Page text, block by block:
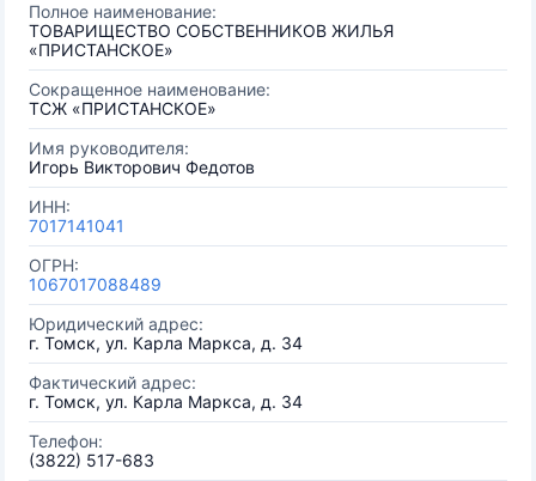
Полное наименование:
ТОВАРИЩЕСТВО СОБСТВЕННИКОВ ЖИЛЬЯ
«ПРИСТАНСКОЕ»
Сокращенное наименование:
ТСЖ «ПРИСТАНСКОЕ»
Имя руководителя:
Игорь Викторович Федотов
ИНН:
7017141041
ОГРН:
1067017088489
Юридический адрес:
г. Томск, ул. Карла Маркса, д. 34
Фактический адрес:
г. Томск, ул. Карла Маркса, д. 34
Телефон:
(3822) 517-683